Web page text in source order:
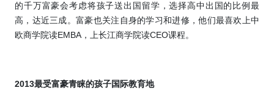
的千万富豪会考虑将孩子送出国留学，选择高中出国的比例最
高，达近三成。富豪也关注自身的学习和进修，他们最喜欢上中
欧商学院读EMBA ，上长江商学院读CEO课程。
2013最受富豪青睐的孩子国际教育地